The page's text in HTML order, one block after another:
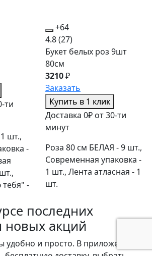
ти
шт.,
-
-
+64
4.8(27)
Букет белых роз 9шт
80см
3210₽
Заказать
Купить в 1 клик
Доставка 0₽ от 30-ти
минут
Роза 80 см БЕЛАЯ - 9 шт.,
Современная упаковка -
1 шт., Лента атласная - 1
шт.
последних
новых акций
удобно и просто. В приложении